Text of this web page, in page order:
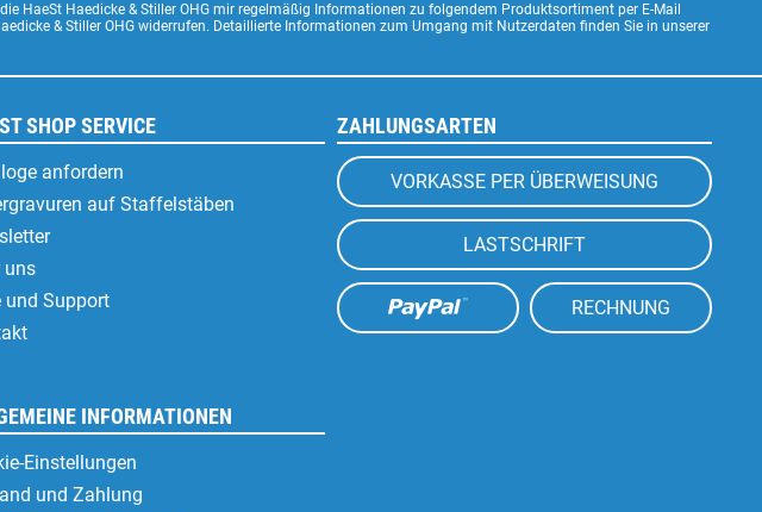
HaeSt Haedicke & Stiller OHG mir regelmäßig Informationen zu folgendem Produktsortiment per E-Mail
& Stiller OHG widerrufen. Detaillierte Informationen zum Umgang mit Nutzerdaten finden Sie in unserer
SHOP SERVICE
anfordern
auf Staffelstäben
uns
und Support
INFORMATIONEN
Einstellungen
und Zahlung
ZAHLUNGSARTEN
VORKASSE PER ÜBERWEISUNG
LASTSCHRIFT
RECHNUNG